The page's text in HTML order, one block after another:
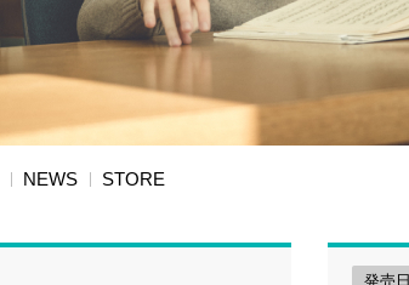
NEWS STORE
発売日